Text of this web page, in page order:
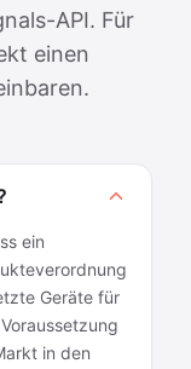
API. Für
einen
ein
Geräte für
in den